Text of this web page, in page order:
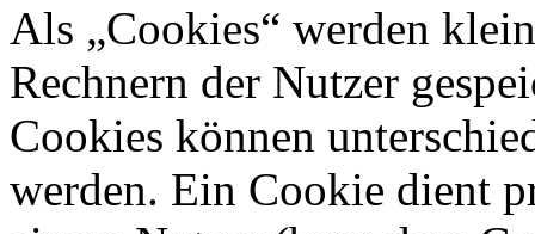
Als „Cookies“ werden
Rechnern der Nutzer
Cookies können
werden. Ein Cookie dient